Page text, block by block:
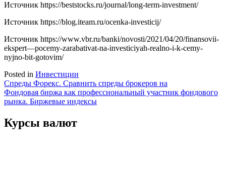
Источник https://beststocks.ru/journal/long-term-investment/
Источник https://blog.iteam.ru/ocenka-investicij/
Источник https://www.vbr.ru/banki/novosti/2021/04/20/finansovii-
ekspert—pocemy-zarabativat-na-investiciyah-realno-i-k-cemy-
nyjno-bit-gotovim/
Posted in Инвестиции
Навигация
по
Спреды Форекс. Сравнить спреды брокеров на
Фондовая биржа как профессиональный участник фондового
рынка. Биржевые индексы
Курсы валют